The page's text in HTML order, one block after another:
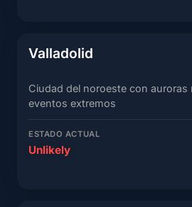
Valladolid
Ciudad del noroeste con auroras
eventos extremos
ESTADO ACTUAL
Unlikely